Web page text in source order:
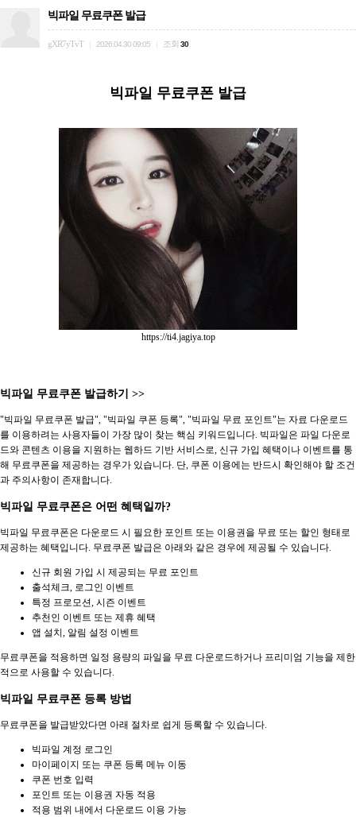
빅파일 무료쿠폰 발급
gXR7yTvT 2026.04.30 09:05 조회 30
빅파일 무료쿠폰 발급
https://ti4.jagiya.top
빅파일 무료쿠폰 발급하기 >>
"빅파일 무료쿠폰 발급", "빅파일 쿠폰 등록", "빅파일 무료 포인트"는 자료 다운로드
를 이용하려는 사용자들이 가장 많이 찾는 핵심 키워드입니다. 빅파일은 파일 다운로
드와 콘텐츠 이용을 지원하는 웹하드 기반 서비스로, 신규 가입 혜택이나 이벤트를 통
해 무료쿠폰을 제공하는 경우가 있습니다. 단, 쿠폰 이용에는 반드시 확인해야 할 조건
과 주의사항이 존재합니다.
빅파일 무료쿠폰은 어떤 혜택일까?
빅파일 무료쿠폰은 다운로드 시 필요한 포인트 또는 이용권을 무료 또는 할인 형태로
제공하는 혜택입니다. 무료쿠폰 발급은 아래와 같은 경우에 제공될 수 있습니다.
신규 회원 가입 시 제공되는 무료 포인트
출석체크, 로그인 이벤트
특정 프로모션, 시즌 이벤트
추천인 이벤트 또는 제휴 혜택
앱 설치, 알림 설정 이벤트
무료쿠폰을 적용하면 일정 용량의 파일을 무료 다운로드하거나 프리미엄 기능을 제한
적으로 사용할 수 있습니다.
빅파일 무료쿠폰 등록 방법
무료쿠폰을 발급받았다면 아래 절차로 쉽게 등록할 수 있습니다.
빅파일 계정 로그인
마이페이지 또는 쿠폰 등록 메뉴 이동
쿠폰 번호 입력
포인트 또는 이용권 자동 적용
적용 범위 내에서 다운로드 이용 가능